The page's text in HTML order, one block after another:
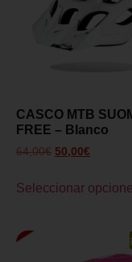
CASCO MTB
FREE – Blanco
64,00€ 50,00€
Seleccionar